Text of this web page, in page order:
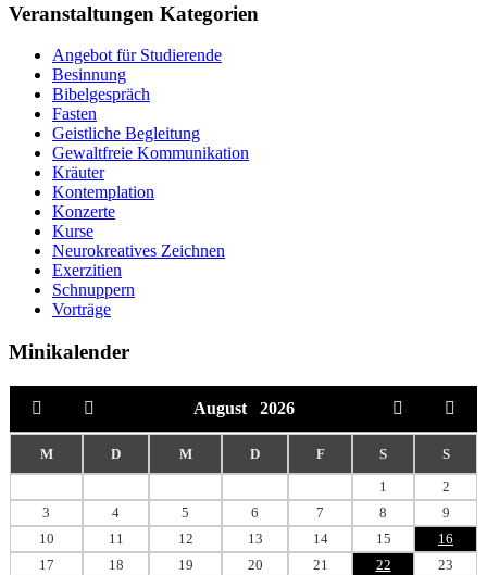
Veranstaltungen Kategorien
Angebot für Studierende
Besinnung
Bibelgespräch
Fasten
Geistliche Begleitung
Gewaltfreie Kommunikation
Kräuter
Kontemplation
Konzerte
Kurse
Neurokreatives Zeichnen
Exerzitien
Schnuppern
Vorträge
Minikalender
August 2026
M D M D F S
S
1
2
3
4 5 6 7 8
9
10
11 12 13 14 15
16
17
18 19 20 21 22
23